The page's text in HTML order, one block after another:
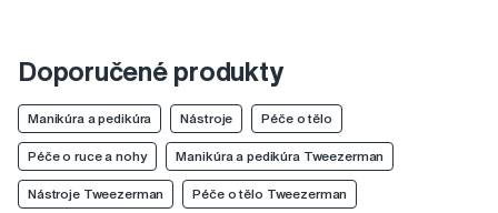
Doporučené produkty
Manikúra a pedikúra Nástroje Péče o tělo
Péče o ruce a nohy Manikúra a pedikúra Tweezerman
Nástroje Tweezerman Péče o tělo Tweezerman